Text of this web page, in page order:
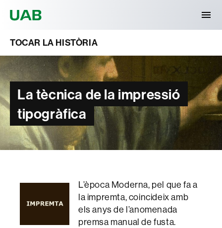
TOCAR LA HISTÒRIA
La tècnica de la impressió
tipogràfica
L’època Moderna, pel que fa a
la impremta, coincideix amb
els anys de l’anomenada
premsa manual de fusta.